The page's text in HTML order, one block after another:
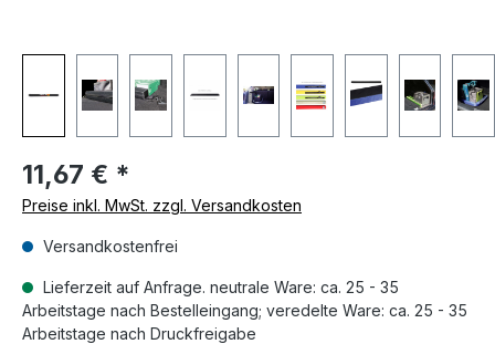
11,67 € *
Preise inkl. MwSt. zzgl. Versandkosten
Versandkostenfrei
Lieferzeit auf Anfrage. neutrale Ware: ca. 25 - 35
Arbeitstage nach Bestelleingang; veredelte Ware: ca. 25 - 35
Arbeitstage nach Druckfreigabe